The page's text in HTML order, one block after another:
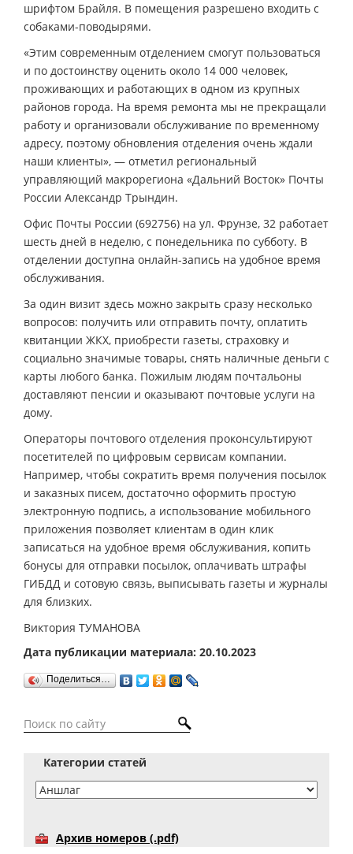
шрифтом Брайля. В помещения разрешено входить с
собаками-поводырями.
«Этим современным отделением смогут пользоваться
и по достоинству оценить около 14 000 человек,
проживающих и работающих в одном из крупных
районов города. На время ремонта мы не прекращали
работу и организовали обслуживание по временному
адресу, поэтому обновления отделения очень ждали
наши клиенты», — отметил региональный
управляющий макрорегиона «Дальний Восток» Почты
России Александр Трындин.
Офис Почты России (692756) на ул. Фрунзе, 32 работает
шесть дней в неделю, с понедельника по субботу. В
отделении доступна онлайн-запись на удобное время
обслуживания.
За один визит здесь можно закрыть сразу несколько
вопросов: получить или отправить почту, оплатить
квитанции ЖКХ, приобрести газеты, страховку и
социально значимые товары, снять наличные деньги с
карты любого банка. Пожилым людям почтальоны
доставляют пенсии и оказывают почтовые услуги на
дому.
Операторы почтового отделения проконсультируют
посетителей по цифровым сервисам компании.
Например, чтобы сократить время получения посылок
и заказных писем, достаточно оформить простую
электронную подпись, а использование мобильного
приложения позволяет клиентам в один клик
записаться на удобное время обслуживания, копить
бонусы для отправки посылок, оплачивать штрафы
ГИБДД и сотовую связь, выписывать газеты и журналы
для близких.
Виктория ТУМАНОВА
Дата публикации материала: 20.10.2023
Поделиться…
Категории статей
Архив номеров (.pdf)